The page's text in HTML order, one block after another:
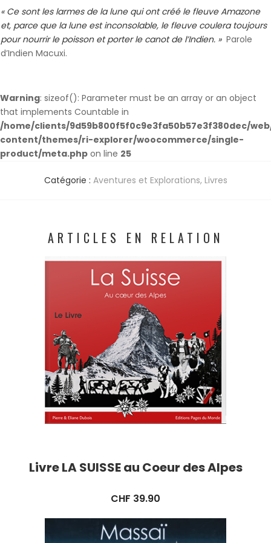
« Ce sont les larmes de la lune qui ont créé le fleuve Amazone
et, parce que la lune est inconsolable, le fleuve coulera toujours
pour nourrir le poisson et porter le canot de l’Indien. » Parole
d’Indien Macuxi.
Warning: sizeof(): Parameter must be an array or an object
that implements Countable in
/home/clients/9d59b800f5f0c9e3fa50b57e3f380dec/
content/themes/ri-explorer/woocommerce/single-
product/meta.php on line 25
Catégorie : Aventures et Explorations, Livres
ARTICLES EN RELATION
Livre LA SUISSE au Coeur des Alpes
CHF 39.90